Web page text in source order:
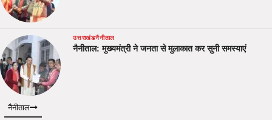
उत्तराखंडनैनीताल
नैनीताल: मुख्यमंत्री ने जनता से मुलाकात कर सुनी समस्याएं
नैनीताल